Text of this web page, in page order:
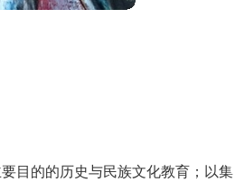
目的的历史与民族文化教育；以集